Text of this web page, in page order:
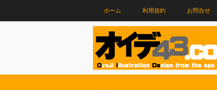
ホーム 利用規約 お問合せ